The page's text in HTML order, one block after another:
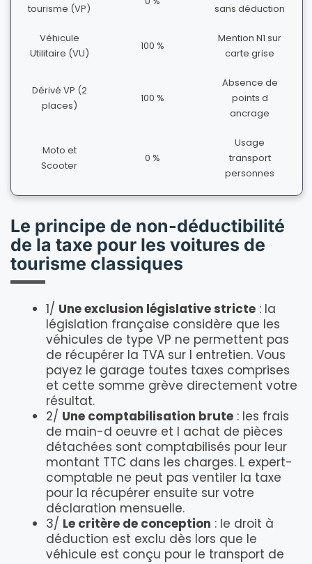
tourisme (VP)
sans déduction
Véhicule
Utilitaire (VU)
100 %
Mention N1 sur
carte grise
Dérivé VP (2
places)
100 %
Absence de
points d
ancrage
Moto et
Scooter
0 %
Usage
transport
personnes
Le principe de non-déductibilité
de la taxe pour les voitures de
tourisme classiques
1/ Une exclusion législative stricte : la
législation française considère que les
véhicules de type VP ne permettent pas
de récupérer la TVA sur l entretien. Vous
payez le garage toutes taxes comprises
et cette somme grève directement votre
résultat.
2/ Une comptabilisation brute : les frais
de main-d oeuvre et l achat de pièces
détachées sont comptabilisés pour leur
montant TTC dans les charges. L expert-
comptable ne peut pas ventiler la taxe
pour la récupérer ensuite sur votre
déclaration mensuelle.
3/ Le critère de conception : le droit à
déduction est exclu dès lors que le
véhicule est conçu pour le transport de